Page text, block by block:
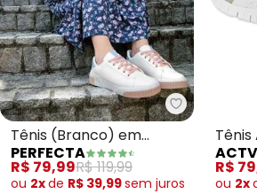
Perfecta -
Tênis (Branco) em
Sintético com Azul e Rosê
PERFECTA
R$ 79,99R$ 119,99
ou 2xde R$ 39,99sem juros
R$
ou 2x